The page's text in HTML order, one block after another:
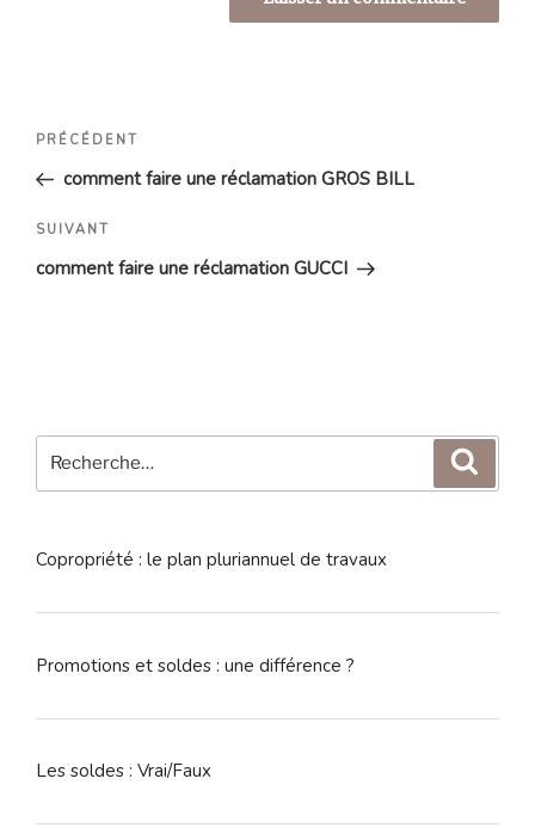
Navigation
l’article
Article
précédent
PRÉCÉDENT
comment faire une réclamation GROS BILL
Article
suivant
SUIVANT
comment faire une réclamation GUCCI
pour
Copropriété : le plan pluriannuel de travaux
Promotions et soldes : une différence ?
Les soldes : Vrai/Faux